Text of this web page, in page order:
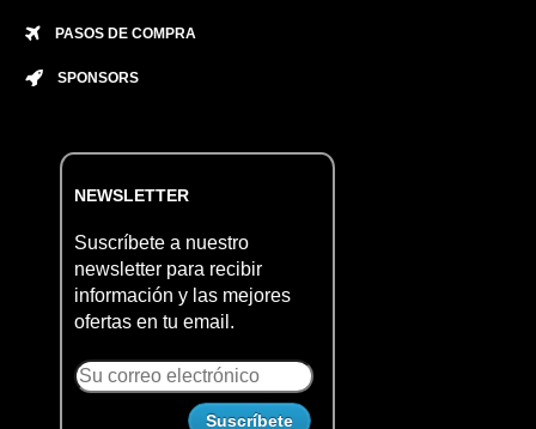
PASOS DE COMPRA
SPONSORS
NEWSLETTER
Suscríbete a nuestro
newsletter para recibir
información y las mejores
ofertas en tu email.